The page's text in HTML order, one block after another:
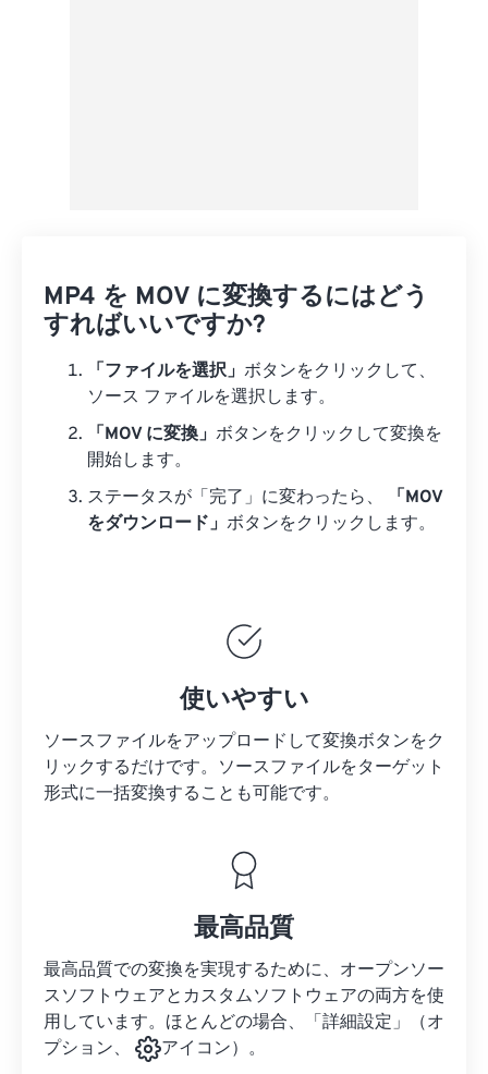
MP4 を MOV に変換するにはどう
すればいいですか?
「ファイルを選択」 ボタンをクリックして、
ソース ファイルを選択します。
「MOV に変換」 ボタンをクリックして変換を
開始します。
ステータスが「完了」に変わったら、
「MOV
をダウンロード」 ボタンをクリックします。
使いやすい
ソースファイルをアップロードして変換ボタンをク
リックするだけです。 ソースファイルをターゲット
形式に一括変換することも可能です。
最高品質
最高品質での変換を実現するために、オープンソー
スソフトウェアとカスタムソフトウェアの両方を使
用しています。ほとんどの場合、「詳細設定」（オ
プション、
アイコン）。